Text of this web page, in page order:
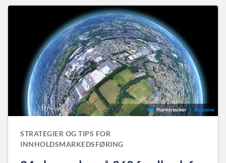
STRATEGIER OG TIPS FOR
INNHOLDSMARKEDSFØRING